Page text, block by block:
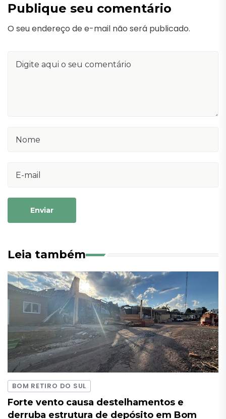
Publique seu comentário
O seu endereço de e-mail não será publicado.
Enviar
Leia também
BOM RETIRO DO SUL
Forte vento causa destelhamentos e
derruba estrutura de depósito em Bom